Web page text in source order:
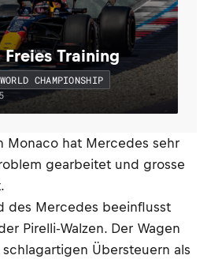
Freies Training
CHAMPIONSHIP
Monaco hat Mercedes sehr
gearbeitet und grosse
des Mercedes beeinflusst
Pirelli-Walzen. Der Wagen
Übersteuern als